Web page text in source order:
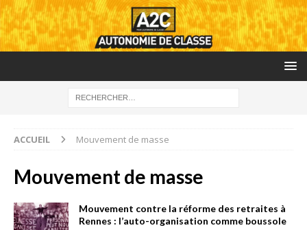
ACCUEIL Mouvement de masse
Mouvement de masse
Mouvement contre la réforme des retraites à
Rennes : l’auto-organisation comme boussole